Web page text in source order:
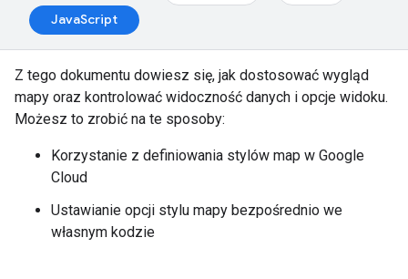
JavaScript
Z tego dokumentu dowiesz się, jak dostosować wygląd
mapy oraz kontrolować widoczność danych i opcje widoku.
Możesz to zrobić na te sposoby:
Korzystanie z definiowania stylów map w Google
Cloud
Ustawianie opcji stylu mapy bezpośrednio we
własnym kodzie